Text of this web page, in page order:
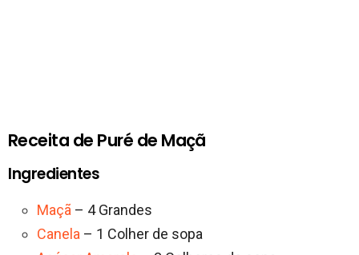
Receita de Puré de Maçã
Ingredientes
Maçã – 4 Grandes
Canela – 1 Colher de sopa